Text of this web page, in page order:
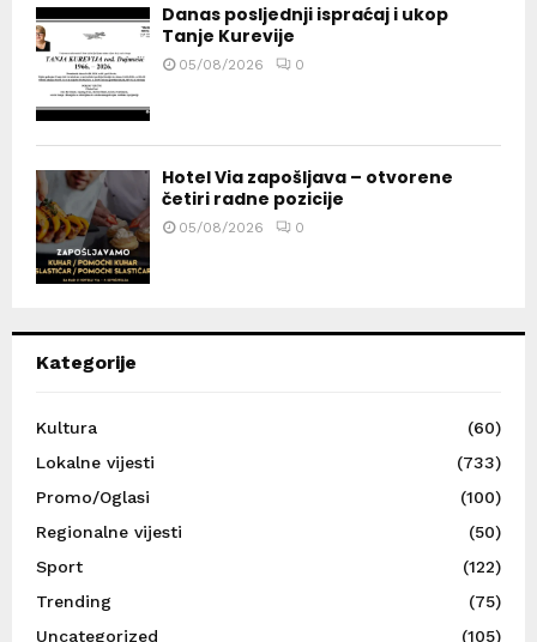
Danas posljednji ispraćaj i ukop
Tanje Kurevije
05/08/2026 0
Hotel Via zapošljava – otvorene
četiri radne pozicije
05/08/2026 0
Kategorije
Kultura
(60)
Lokalne vijesti
(733)
Promo/Oglasi
(100)
Regionalne vijesti
(50)
Sport
(122)
Trending
(75)
Uncategorized
(105)